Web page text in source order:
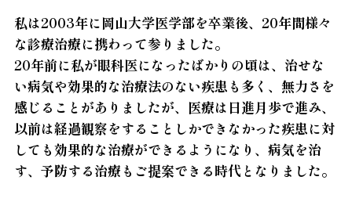
私は2003年に岡山大学医学部を卒業後、20年間様々
な診療治療に携わって参りました。
20年前に私が眼科医になったばかりの頃は、治せな
い病気や効果的な治療法のない疾患も多く、無力さを
感じることがありましたが、医療は日進月歩で進み、
以前は経過観察をすることしかできなかった疾患に対
しても効果的な治療ができるようになり、病気を治
す、予防する治療もご提案できる時代となりました。